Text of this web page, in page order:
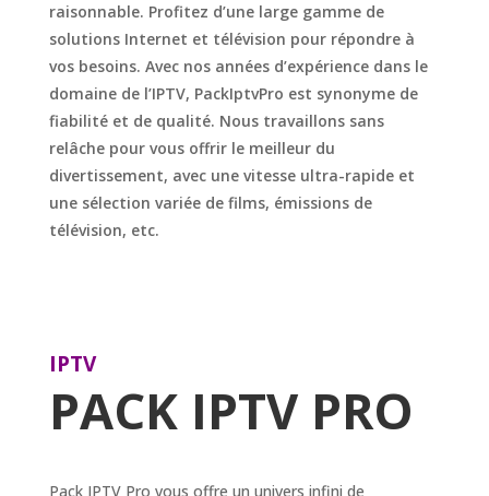
raisonnable. Profitez d’une large gamme de
solutions Internet et télévision pour répondre à
vos besoins. Avec nos années d’expérience dans le
domaine de l’IPTV, PackIptvPro est synonyme de
fiabilité et de qualité. Nous travaillons sans
relâche pour vous offrir le meilleur du
divertissement, avec une vitesse ultra-rapide et
une sélection variée de films, émissions de
télévision, etc.
IPTV
PACK IPTV PRO
Pack IPTV Pro vous offre un univers infini de